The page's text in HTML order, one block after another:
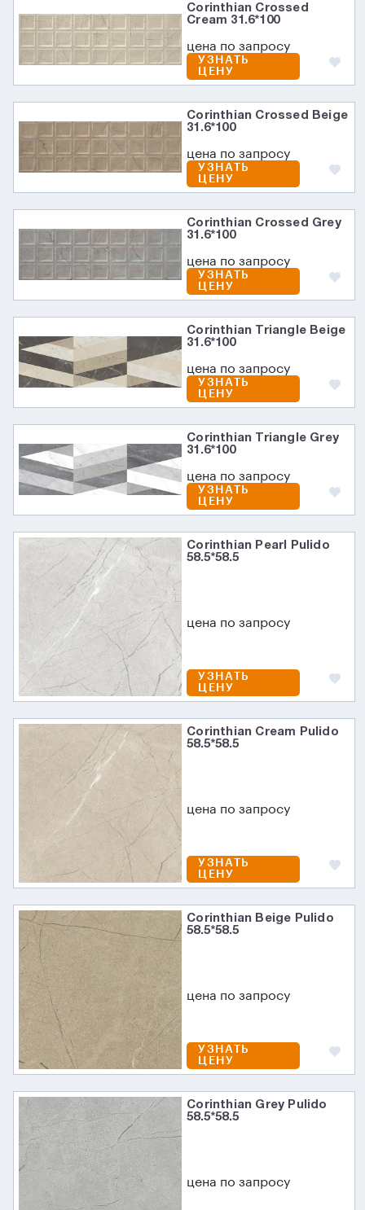
Corinthian Crossed
Cream 31.6*100
цена по запросу
УЗНАТЬ
ЦЕНУ
Corinthian Crossed Beige
31.6*100
цена по запросу
УЗНАТЬ
ЦЕНУ
Corinthian Crossed Grey
31.6*100
цена по запросу
УЗНАТЬ
ЦЕНУ
Corinthian Triangle Beige
31.6*100
цена по запросу
УЗНАТЬ
ЦЕНУ
Corinthian Triangle Grey
31.6*100
цена по запросу
УЗНАТЬ
ЦЕНУ
Corinthian Pearl Pulido
58.5*58.5
цена по запросу
УЗНАТЬ
ЦЕНУ
Corinthian Cream Pulido
58.5*58.5
цена по запросу
УЗНАТЬ
ЦЕНУ
Corinthian Beige Pulido
58.5*58.5
цена по запросу
УЗНАТЬ
ЦЕНУ
Corinthian Grey Pulido
58.5*58.5
цена по запросу